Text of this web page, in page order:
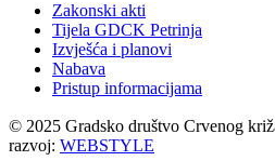
Zakonski akti
Tijela GDCK Petrinja
Izvješća i planovi
Nabava
Pristup informacijama
© 2025 Gradsko društvo Crvenog
razvoj: WEBSTYLE